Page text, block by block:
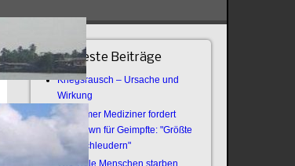
Neueste Beiträge
Kriegsrausch – Ursache und
Wirkung
Bochumer Mediziner fordert
Lockdown für Geimpfte: "Größte
Virenschleudern"